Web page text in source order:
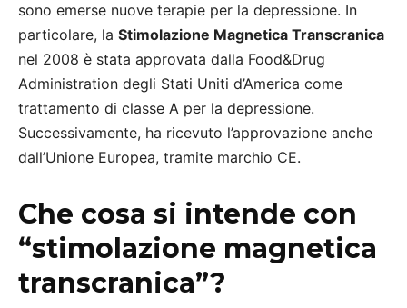
sono emerse nuove terapie per la depressione. In
particolare, la Stimolazione Magnetica Transcranica
nel 2008 è stata approvata dalla Food&Drug
Administration degli Stati Uniti d’America come
trattamento di classe A per la depressione.
Successivamente, ha ricevuto l’approvazione anche
dall’Unione Europea, tramite marchio CE.
Che cosa si intende con
“stimolazione magnetica
transcranica”?